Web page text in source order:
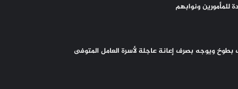
للمأمورين ونوابهم
ويوجه بصرف إعانة عاجلة لأسرة العامل المتوفى